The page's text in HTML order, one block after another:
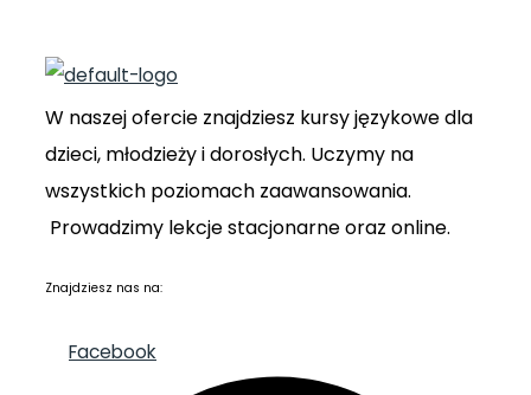
W naszej ofercie znajdziesz kursy językowe dla
dzieci, młodzieży i dorosłych. Uczymy na
wszystkich poziomach zaawansowania.
Prowadzimy lekcje stacjonarne oraz online.
Znajdziesz nas na:
Facebook